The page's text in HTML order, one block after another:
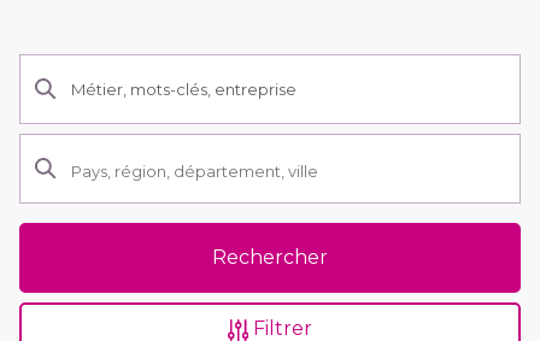
Rechercher
Filtrer